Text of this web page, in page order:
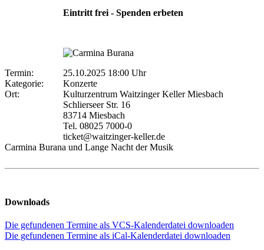
Eintritt frei - Spenden erbeten
Termin:
25.10.2025 18:00 Uhr
Kategorie:
Konzerte
Ort:
Kulturzentrum Waitzinger Keller Miesbach
Schlierseer Str. 16
83714 Miesbach
Tel. 08025 7000-0
ticket@waitzinger-keller.de
Carmina Burana und Lange Nacht der Musik
Downloads
Die gefundenen Termine als VCS-Kalenderdatei downloaden
Die gefundenen Termine als iCal-Kalenderdatei downloaden